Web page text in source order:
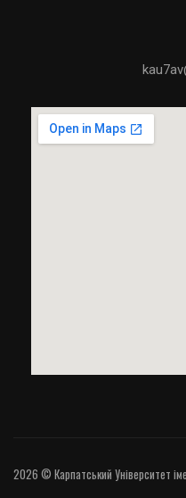
2026 © Карпатський Університет